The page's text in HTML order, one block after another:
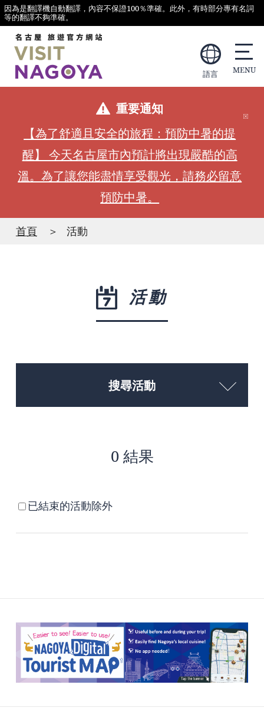
因為是翻譯機自動翻譯，內容不保證100％準確。此外，有時部分專有名詞
等的翻譯不夠準確。
語言
重要通知
【為了舒適且安全的旅程：預防中暑的提
醒】 今天名古屋市內預計將出現嚴酷的高
溫。為了讓您能盡情享受觀光，請務必留意
預防中暑。
首頁 活動
活動
搜尋活動
0 結果
已結束的活動除外